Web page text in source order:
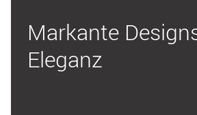
Markante
Eleganz